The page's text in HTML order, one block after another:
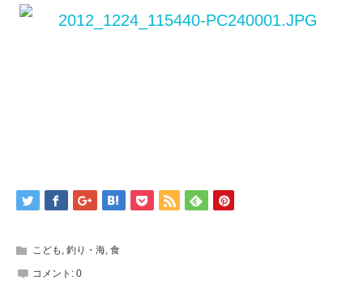
こども , 釣り・海, 食
コメント: 0